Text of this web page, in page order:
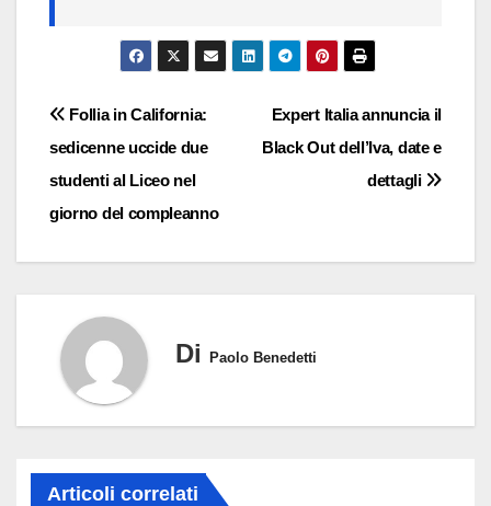
Navigazione
articoli
Expert Italia annuncia il
Black Out dell’Iva, date e
dettagli
Follia in California:
sedicenne uccide due
studenti al Liceo nel
giorno del compleanno
Di Paolo Benedetti
Articoli correlati